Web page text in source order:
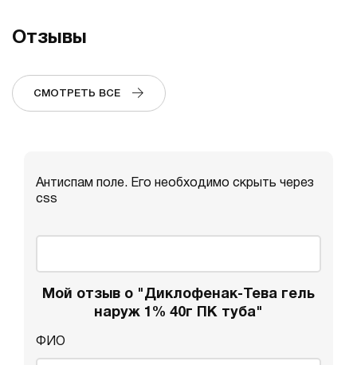
Отзывы
СМОТРЕТЬ ВСЕ
Антиспам поле. Его необходимо скрыть через
css
Мой отзыв о "Диклофенак-Тева гель
наруж 1% 40г ПК туба"
ФИО